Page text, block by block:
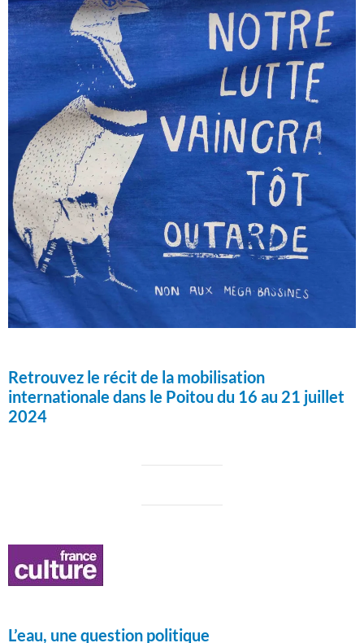
Retrouvez le récit de la mobilisation
internationale dans le Poitou du 16 au 21 juillet
2024
L’eau, une question politique